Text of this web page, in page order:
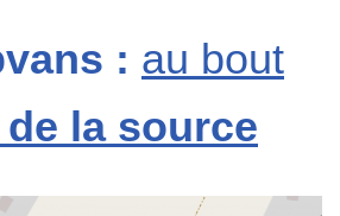
: au bout
la source